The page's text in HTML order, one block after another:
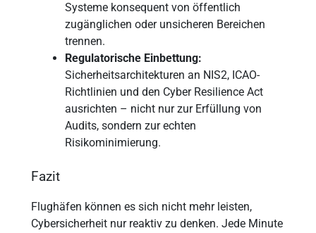
Systeme konsequent von öffentlich
zugänglichen oder unsicheren Bereichen
trennen.
Regulatorische Einbettung:
Sicherheitsarchitekturen an NIS2, ICAO-
Richtlinien und den Cyber Resilience Act
ausrichten – nicht nur zur Erfüllung von
Audits, sondern zur echten
Risikominimierung.
Fazit
Flughäfen können es sich nicht mehr leisten,
Cybersicherheit nur reaktiv zu denken. Jede Minute